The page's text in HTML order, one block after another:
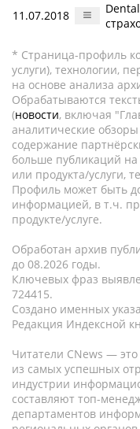
11.07.2018
* Страница-профиль
услуги), технологии,
на основе анализа
Обрабатываются
(новости, включая
аналитические
содержание
больше публикаций
или продукта/услуги,
Профиль может быть
информацией, в т.ч.
продукте/услуге.
Обработан архив
до 08.2026 годы.
Ключевых фраз
724415.
Создано именных
Редакция Индексной
Читатели CNews —
из самых успешных
индустрии
составляют топ-
департаментов